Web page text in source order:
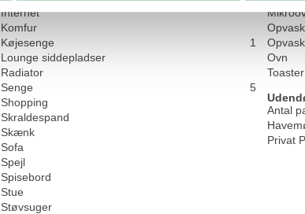
Internet
Komfur
Køjesenge
1
Lounge siddepladser
Radiator
Senge
5
Shopping
Skraldespand
Skænk
Sofa
Spejl
Spisebord
Stue
Støvsuger
Opvask
Ovn
Toaster
Antal
Privat